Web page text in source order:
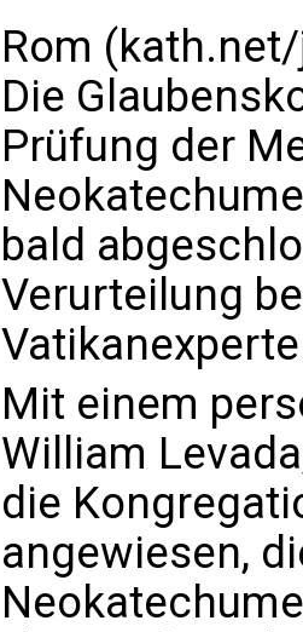
Rom
Die
Prüfung der
bald
Verurteilung
Mit einem
William
die
angewiesen,